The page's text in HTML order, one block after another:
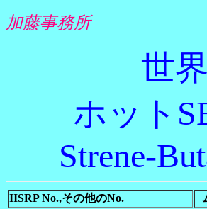
加藤事務所
世
ホット
Strene-
IISRP No.,その他のNo.